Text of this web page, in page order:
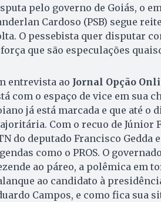
pelo governo de Goiás, o
Cardoso (PSB) segue
O pessebista quer disputar
que são especulações
entrevista ao Jornal Opção
com o espaço de vice em sua
já está marcada e que até o
Com o recuo de Júnior
do deputado Francisco Gedda
como o PROS. O
ao páreo, a polêmica em
ao candidato à
Campos, e como fica sua